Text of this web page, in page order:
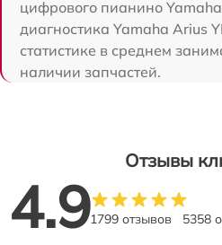
цифрового пианино
диагностика Yamaha Arius
статистике в среднем
наличии запчастей.
Отзывы
4.91799 отзывов 5358